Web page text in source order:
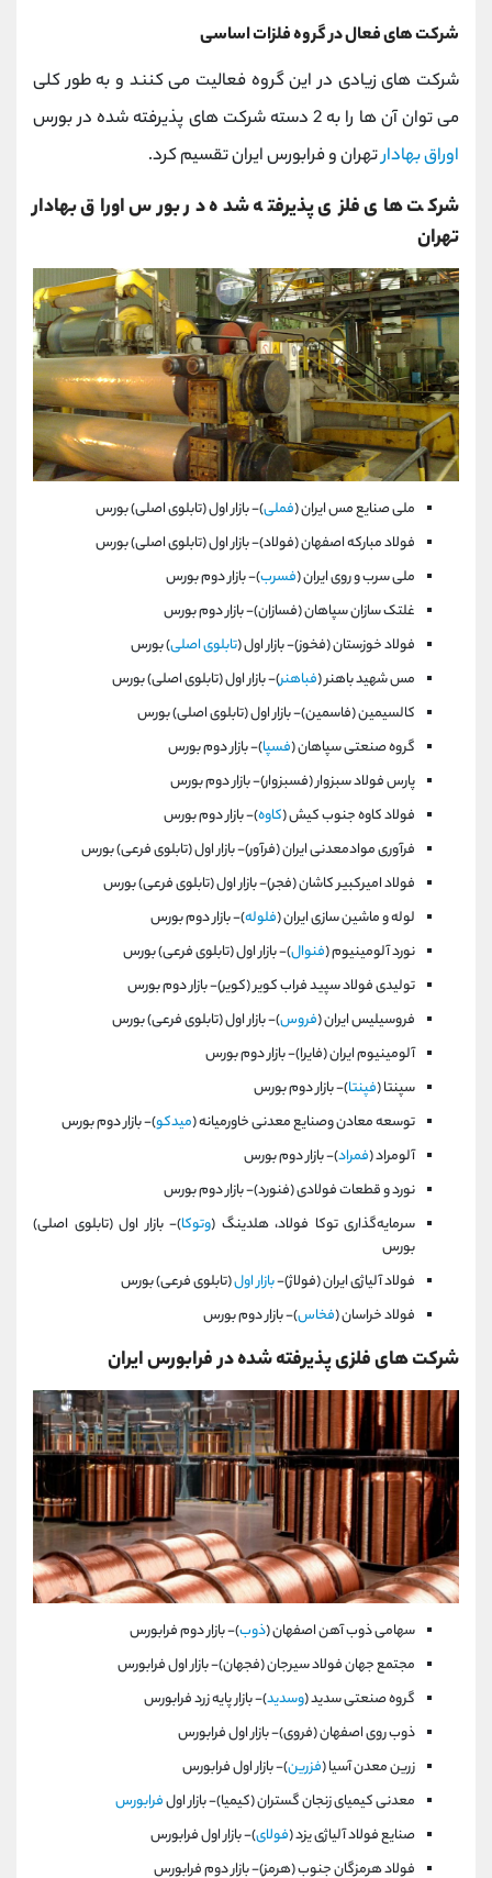
شرکت های فعال در گروه فلزات اساسی
شرکت های زیادی در این گروه فعالیت می کنند و به طور کلی
می توان آن ها را به 2 دسته شرکت های پذیرفته شده در بورس
اوراق بهادارتهران و فرابورس ایران تقسیم کرد.
شرکت های فلزی پذیرفته شده در بورس اوراق بهادار
تهران
ملی‌ صنايع‌ مس‌ ايران‌ (فملی)- بازار اول (تابلوی اصلی) بورس
فولاد مباركه اصفهان (فولاد)- بازار اول (تابلوی اصلی) بورس
ملی‌ سرب و روی‌ ايران‌ (فسرب)- بازار دوم بورس
غلتک سازان سپاهان (فسازان)- بازار دوم بورس
فولاد خوزستان (فخوز)- بازار اول (تابلوی اصلی) بورس
مس‌ شهيد باهنر (فباهنر)- بازار اول (تابلوی اصلی) بورس
كالسيمين‌ (فاسمين)- بازار اول (تابلوی اصلی) بورس
گروه صنعتی سپاهان‌ (فسپا)- بازار دوم بورس
پارس فولاد سبزوار (فسبزوار)- بازار دوم بورس
فولاد كاوه جنوب كيش (كاوه)- بازار دوم بورس
فرآوری موادمعدنی ايران‌ (فرآور)- بازار اول (تابلوی فرعی) بورس
فولاد اميركبير کاشان (فجر)- بازار اول (تابلوی فرعی) بورس
لوله و ماشين سازی ايران‌ (فلوله)- بازار دوم بورس
نورد آلومينيوم‌ (فنوال)- بازار اول (تابلوی فرعی) بورس
توليدی فولاد سپيد فراب كوير (كوير)- بازار دوم بورس
فروسيليس‌ ايران‌ (فروس)- بازار اول (تابلوی فرعی) بورس
آلومينيوم ايران‌ (فايرا)- بازار دوم بورس
سپنتا (فپنتا)- بازار دوم بورس
توسعه معادن وصنایع معدنی خاورميانه (ميدكو)- بازار دوم بورس
آلومراد (فمراد)- بازار دوم بورس
نورد و قطعات‌ فولادی‌ (فنورد)- بازار دوم بورس
سرمايه‌گذاری توكا فولاد، هلدينگ (وتوكا)- بازار اول (تابلوی اصلی)
بورس
فولاد آلياژی ايران (فولاژ)-بازار اول(تابلوی فرعی) بورس
فولاد خراسان (فخاس)- بازار دوم بورس
شرکت های فلزی پذیرفته شده در فرابورس ایران
سهامی ذوب آهن اصفهان (ذوب)- بازار دوم فرابورس
مجتمع جهان فولاد سيرجان (فجهان)- بازار اول فرابورس
گروه ‌صنعتی سديد (وسديد)- بازار پايه زرد فرابورس
ذوب روی اصفهان (فروی)- بازار اول فرابورس
زرين معدن آسيا (فزرين)- بازار اول فرابورس
معدنی كيميای زنجان گستران (كيميا)- بازار اولفرابورس
صنايع فولاد آلياژی يزد (فولای)- بازار اول فرابورس
فولاد هرمزگان جنوب (هرمز)- بازار دوم فرابورس